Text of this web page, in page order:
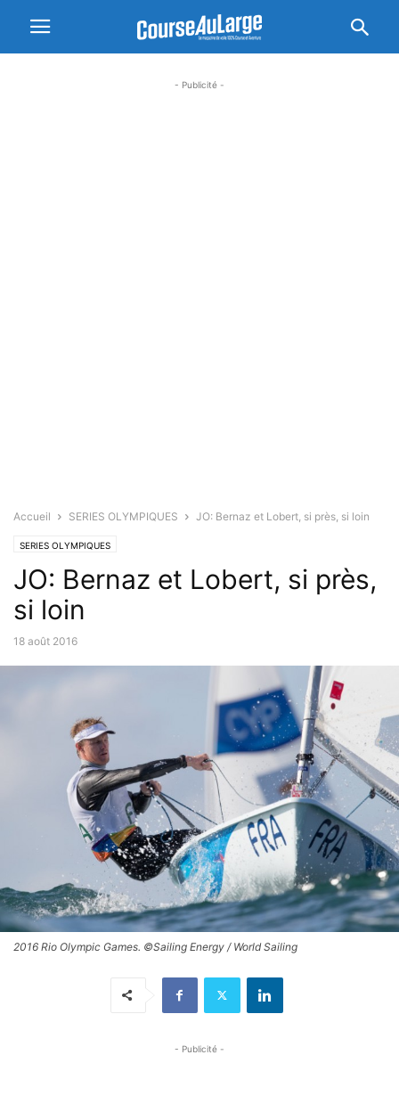
- Publicité -
Accueil SERIES OLYMPIQUES JO: Bernaz et Lobert, si près, si loin
SERIES OLYMPIQUES
JO: Bernaz et Lobert, si près,
si loin
18 août 2016
2016 Rio Olympic Games. ©Sailing Energy / World Sailing
- Publicité -